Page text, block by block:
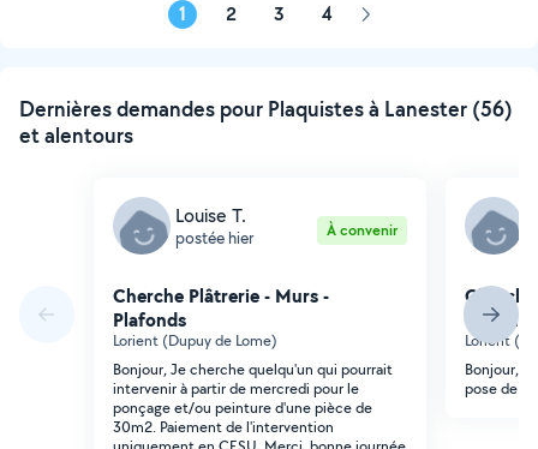
1 2 3 4 Page
Dernières demandes pour Plaquistes à Lanester (56)
et alentours
Louise T.
postée hier À convenir
Cherche Plâtrerie - Murs -
Plafonds
Lorient (Dupuy de Lome)
Bonjour, Je cherche quelqu'un qui pourrait
intervenir à partir de mercredi pour le
ponçage et/ou peinture d'une pièce de
30m2. Paiement de l'intervention
Plafonds
Lorient
Bonjour,
pose de